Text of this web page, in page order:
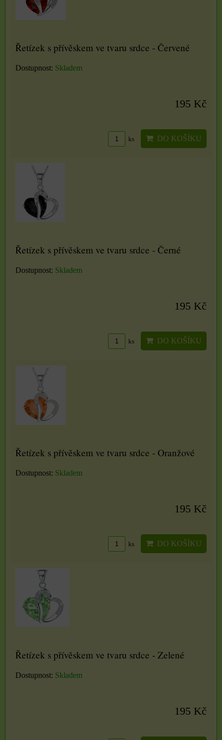
Řetízek s přívěskem ve tvaru srdce - Červené
Dostupnost: Skladem
195 Kč
ks DO KOŠÍKU
Řetízek s přívěskem ve tvaru srdce - Černé
Dostupnost: Skladem
195 Kč
ks DO KOŠÍKU
Řetízek s přívěskem ve tvaru srdce - Oranžové
Dostupnost: Skladem
195 Kč
ks DO KOŠÍKU
Řetízek s přívěskem ve tvaru srdce - Zelené
Dostupnost: Skladem
195 Kč